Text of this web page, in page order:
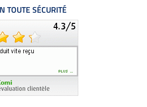
TOUTE SÉCURITÉ